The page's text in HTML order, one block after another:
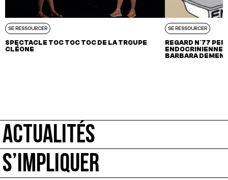
SE RESSOURCER
SPECTACLE TOC TOC TOC DE LA TROUPE
CLÉONE
SE RESSOURCER
REGARD N°77
ENDOCRINIENNE
BARBARA
ACTUALITÉS
S’IMPLIQUER